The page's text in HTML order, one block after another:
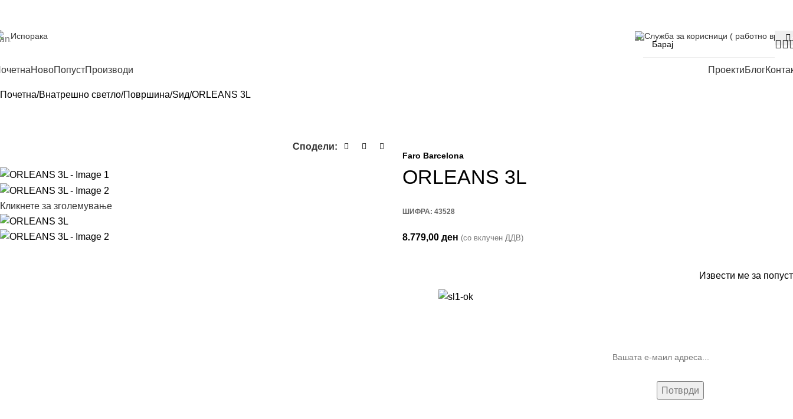
Испорака Служба за корисници ( работно
НовоПопустПроизводи ПроектиБлог
Почетна Внатрешно светло Површина Sид ORLEANS 3L
Сподели:
Кликнете за зголемување
Faro Barcelona
ORLEANS 3L
ШИФРА: 43528
8.779,00 ден (со вклучен ДДВ)
Извести ме за попуст